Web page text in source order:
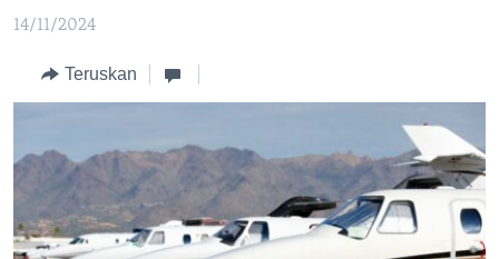
Utama
Lanjut
Bahasa-bahasa
14/11/2024
Teruskan